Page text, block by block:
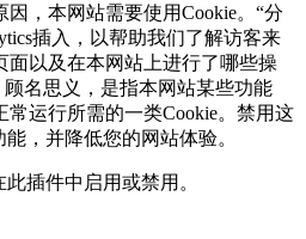
因，本网站需要使用Cookie。“分
插入，以帮助我们了解访客来
面以及在本网站上进行了哪些操
顾名思义，是指本网站某些功能
常运行所需的一类Cookie。禁用这
，并降低您的网站体验。
插件中启用或禁用。